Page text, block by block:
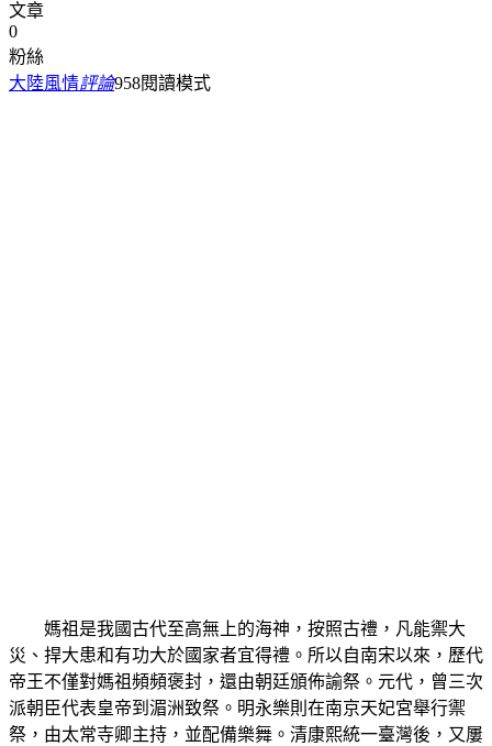
文章
0
粉絲
大陸風情評論958閱讀模式
媽祖是我國古代至高無上的海神，按照古禮，凡能禦大
災、捍大患和有功大於國家者宜得禮。所以自南宋以來，歷代
帝王不僅對媽祖頻頻褒封，還由朝廷頒佈諭祭。元代，曾三次
派朝臣代表皇帝到湄洲致祭。明永樂則在南京天妃宮舉行禦
祭，由太常寺卿主持，並配備樂舞。清康熙統一臺灣後，又屢